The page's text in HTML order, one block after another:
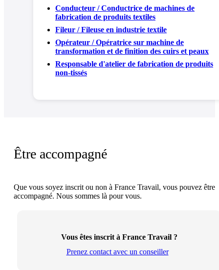
Conducteur / Conductrice de machines de
fabrication de produits textiles
Fileur / Fileuse en industrie textile
Opérateur / Opératrice sur machine de
transformation et de finition des cuirs et peaux
Responsable d'atelier de fabrication de produits
non-tissés
Être accompagné
Que vous soyez inscrit ou non à France Travail, vous pouvez être
accompagné. Nous sommes là pour vous.
Vous êtes inscrit à France Travail ?
Prenez contact avec un conseiller